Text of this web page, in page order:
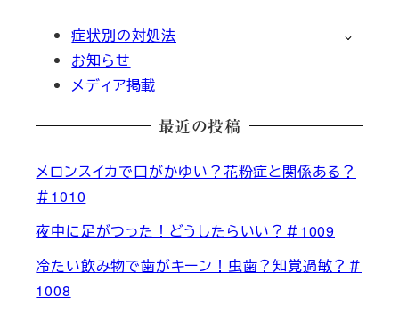
症状別の対処法
お知らせ
メディア掲載
最近の投稿
メロンスイカで口がかゆい？花粉症と関係ある？
＃1010
夜中に足がつった！どうしたらいい？＃1009
冷たい飲み物で歯がキーン！虫歯？知覚過敏？＃
1008